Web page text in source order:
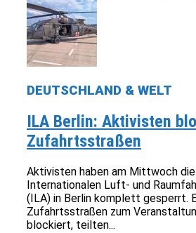
DEUTSCHLAND & WELT
ILA Berlin: Aktivisten
Zufahrtsstraßen
Aktivisten haben am Mittwoch
Internationalen Luft- und
(ILA) in Berlin komplett gesperrt.
Zufahrtsstraßen zum
blockiert, teilten...